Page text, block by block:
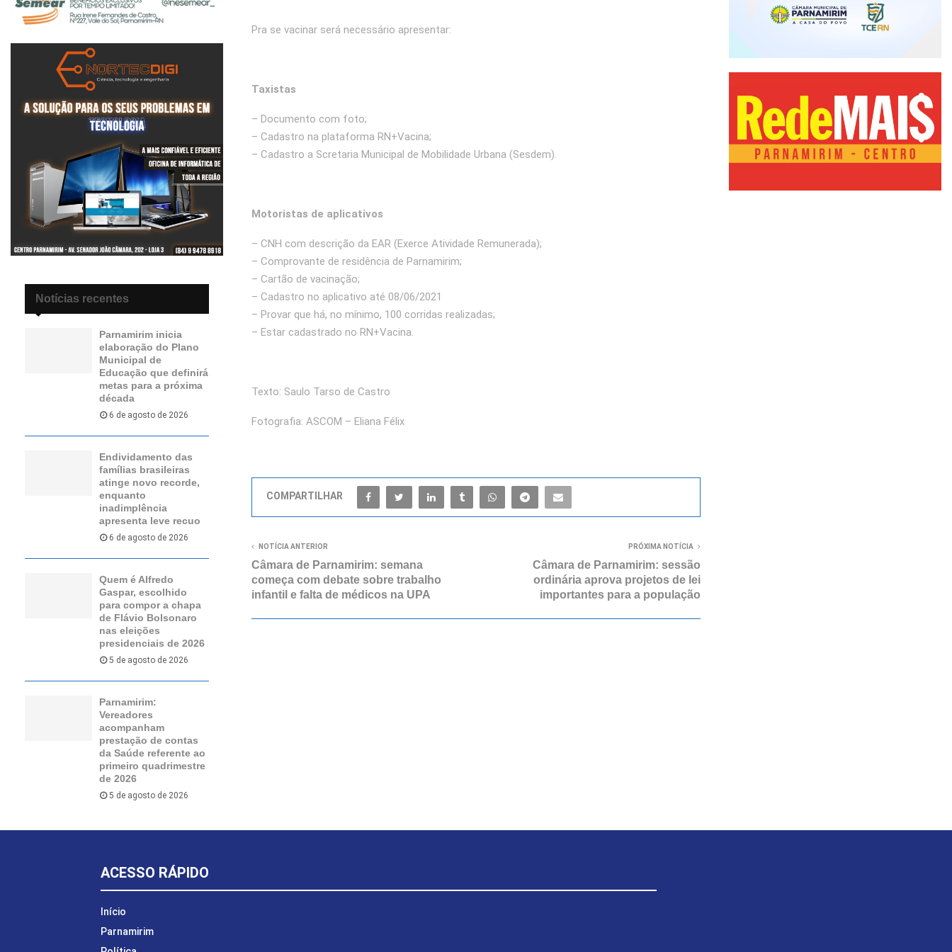
Pra se vacinar será necessário apresentar:
Taxistas
– Documento com foto;
– Cadastro na plataforma RN+Vacina;
– Cadastro a Scretaria Municipal de Mobilidade Urbana (Sesdem).
Motoristas de aplicativos
– CNH com descrição da EAR (Exerce Atividade Remunerada);
– Comprovante de residência de Parnamirim;
– Cartão de vacinação;
– Cadastro no aplicativo até 08/06/2021
– Provar que há, no mínimo, 100 corridas realizadas;
– Estar cadastrado no RN+Vacina.
Texto: Saulo Tarso de Castro
Fotografia: ASCOM – Eliana Félix
COMPARTILHAR
NOTÍCIA ANTERIOR
Câmara de Parnamirim: semana
começa com debate sobre trabalho
infantil e falta de médicos na UPA
PRÓXIMA NOTÍCIA
Câmara de Parnamirim: sessão
ordinária aprova projetos de lei
importantes para a população
Notícias recentes
Parnamirim inicia
elaboração do Plano
Municipal de
Educação que definirá
metas para a próxima
década
6 de agosto de 2026
Endividamento das
famílias brasileiras
atinge novo recorde,
enquanto
inadimplência
apresenta leve recuo
6 de agosto de 2026
Quem é Alfredo
Gaspar, escolhido
para compor a chapa
de Flávio Bolsonaro
nas eleições
presidenciais de 2026
5 de agosto de 2026
Parnamirim:
Vereadores
acompanham
prestação de contas
da Saúde referente ao
primeiro quadrimestre
de 2026
5 de agosto de 2026
ACESSO RÁPIDO
Início
Parnamirim